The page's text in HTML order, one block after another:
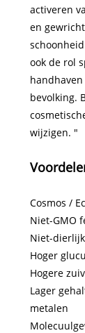
activeren
en
ook de rol
bevolking.
wijzigen. "
Cosmos /
Niet-GMO
Niet-
Hoger
Hogere
Lager
metalen